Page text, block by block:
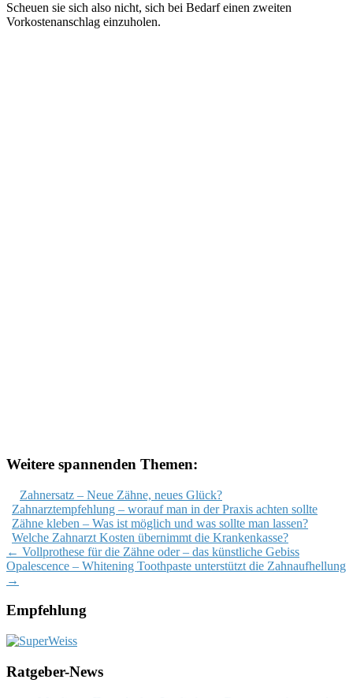
Scheuen sie sich also nicht, sich bei Bedarf einen zweiten
Vorkostenanschlag einzuholen.
Weitere spannenden Themen:
Zahnersatz – Neue Zähne, neues Glück?
Zahnarztempfehlung – worauf man in der Praxis achten sollte
Zähne kleben – Was ist möglich und was sollte man lassen?
Welche Zahnarzt Kosten übernimmt die Krankenkasse?
Post
navigation
← Vollprothese für die Zähne oder – das künstliche Gebiss
Opalescence – Whitening Toothpaste unterstützt die Zahnaufhellung
→
Empfehlung
Ratgeber-News